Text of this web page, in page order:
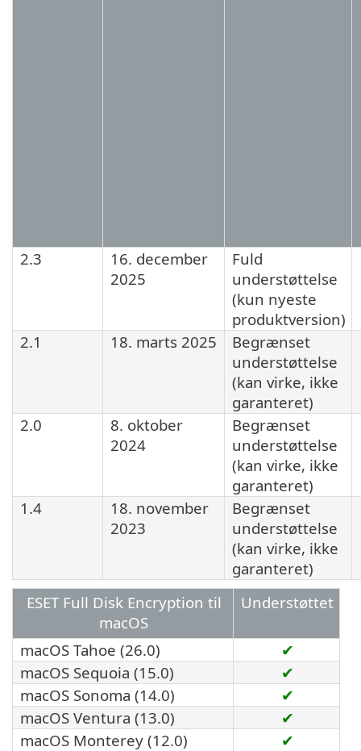
2.3
16. december
2025
Fuld
understøttelse
(kun nyeste
produktversion)
2.1
18. marts 2025
Begrænset
understøttelse
(kan virke, ikke
garanteret)
2.0
8. oktober
2024
Begrænset
understøttelse
(kan virke, ikke
garanteret)
1.4
18. november
2023
Begrænset
understøttelse
(kan virke, ikke
garanteret)
ESET Full Disk Encryption til
macOS
Understøttet
macOS Tahoe (26.0)
✔
macOS Sequoia (15.0)
✔
macOS Sonoma (14.0)
✔
macOS Ventura (13.0)
✔
macOS Monterey (12.0)
✔